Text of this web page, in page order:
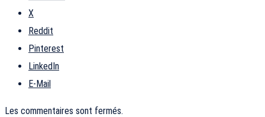
X
Reddit
Pinterest
LinkedIn
E-Mail
Les commentaires sont fermés.